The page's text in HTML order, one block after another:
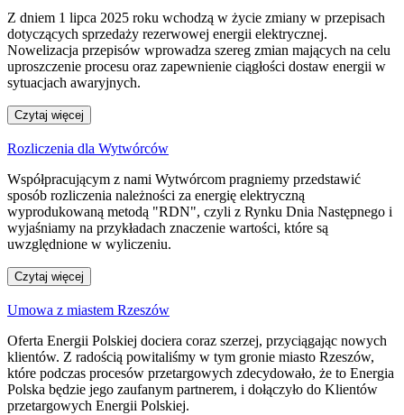
Z dniem 1 lipca 2025 roku wchodzą w życie zmiany w przepisach
dotyczących sprzedaży rezerwowej energii elektrycznej.
Nowelizacja przepisów wprowadza szereg zmian mających na celu
uproszczenie procesu oraz zapewnienie ciągłości dostaw energii w
sytuacjach awaryjnych.
Czytaj więcej
Rozliczenia dla Wytwórców
Współpracującym z nami Wytwórcom pragniemy przedstawić
sposób rozliczenia należności za energię elektryczną
wyprodukowaną metodą "RDN", czyli z Rynku Dnia Następnego i
wyjaśniamy na przykładach znaczenie wartości, które są
uwzględnione w wyliczeniu.
Czytaj więcej
Umowa z miastem Rzeszów
Oferta Energii Polskiej dociera coraz szerzej, przyciągając nowych
klientów. Z radością powitaliśmy w tym gronie miasto Rzeszów,
które podczas procesów przetargowych zdecydowało, że to Energia
Polska będzie jego zaufanym partnerem, i dołączyło do Klientów
przetargowych Energii Polskiej.